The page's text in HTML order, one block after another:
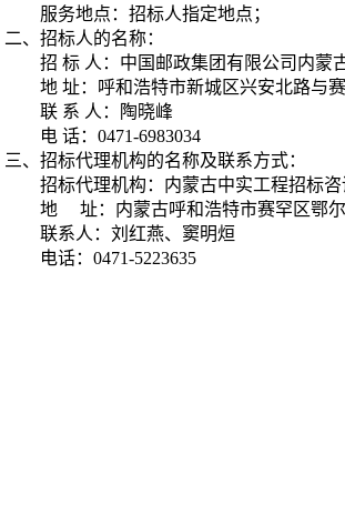
服务地点：招标人指定地点；
二、招标人的名称：
招 标 人：中国邮政集团有限公司内蒙
地 址：呼和浩特市新城区兴安北路与
联 系 人：陶晓峰
电 话：0471-6983034
三、招标代理机构的名称及联系方式：
招标代理机构：内蒙古中实工程招标
地 址：内蒙古呼和浩特市赛罕区鄂尔
联系人：刘红燕、窦明烜
电话：0471-5223635